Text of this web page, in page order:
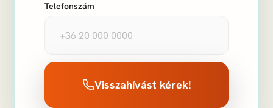
Telefonszám
Visszahívást kérek!